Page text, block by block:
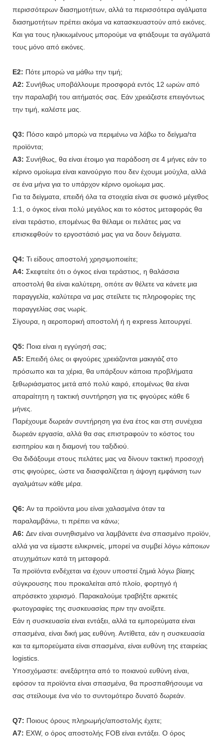
περισσότερων διασημοτήτων, αλλά τα περισσότερα αγάλματα
διασημοτήτων πρέπει ακόμα να κατασκευαστούν από εικόνες.
Και για τους ηλικιωμένους μπορούμε να φτιάξουμε τα αγάλματά
τους μόνο από εικόνες.
Ε2: Πότε μπορώ να μάθω την τιμή;
A2: Συνήθως υποβάλλουμε προσφορά εντός 12 ωρών από
την παραλαβή του αιτήματός σας. Εάν χρειάζεστε επειγόντως
την τιμή, καλέστε μας.
Q3: Πόσο καιρό μπορώ να περιμένω να λάβω το δείγμα/τα
προϊόντα;
A3: Συνήθως, θα είναι έτοιμο για παράδοση σε 4 μήνες εάν το
κέρινο ομοίωμα είναι καινούργιο που δεν έχουμε μούχλα, αλλά
σε ένα μήνα για το υπάρχον κέρινο ομοίωμα μας.
Για τα δείγματα, επειδή όλα τα στοιχεία είναι σε φυσικό μέγεθος
1:1, ο όγκος είναι πολύ μεγάλος και το κόστος μεταφοράς θα
είναι τεράστιο, επομένως θα θέλαμε οι πελάτες μας να
επισκεφθούν το εργοστάσιό μας για να δουν δείγματα.
Q4: Τι είδους αποστολή χρησιμοποιείτε;
A4: Σκεφτείτε ότι ο όγκος είναι τεράστιος, η θαλάσσια
αποστολή θα είναι καλύτερη, οπότε αν θέλετε να κάνετε μια
παραγγελία, καλύτερα να μας στείλετε τις πληροφορίες της
παραγγελίας σας νωρίς.
Σίγουρα, η αεροπορική αποστολή ή η express λειτουργεί.
Q5: Ποια είναι η εγγύησή σας;
A5: Επειδή όλες οι φιγούρες χρειάζονται μακιγιάζ στο
πρόσωπο και τα χέρια, θα υπάρξουν κάποια προβλήματα
ξεθωριάσματος μετά από πολύ καιρό, επομένως θα είναι
απαραίτητη η τακτική συντήρηση για τις φιγούρες κάθε 6
μήνες.
Παρέχουμε δωρεάν συντήρηση για ένα έτος και στη συνέχεια
δωρεάν εργασία, αλλά θα σας επιστραφούν το κόστος του
εισιτηρίου και η διαμονή του ταξιδιού.
Θα διδάξουμε στους πελάτες μας να δίνουν τακτική προσοχή
στις φιγούρες, ώστε να διασφαλίζεται η άψογη εμφάνιση των
αγαλμάτων κάθε μέρα.
Q6: Αν τα προϊόντα μου είναι χαλασμένα όταν τα
παραλαμβάνω, τι πρέπει να κάνω;
A6: Δεν είναι συνηθισμένο να λαμβάνετε ένα σπασμένο προϊόν,
αλλά για να είμαστε ειλικρινείς, μπορεί να συμβεί λόγω κάποιων
ατυχημάτων κατά τη μεταφορά.
Τα προϊόντα ενδέχεται να έχουν υποστεί ζημιά λόγω βίαιης
σύγκρουσης που προκαλείται από πλοίο, φορτηγό ή
απρόσεκτο χειρισμό. Παρακαλούμε τραβήξτε αρκετές
φωτογραφίες της συσκευασίας πριν την ανοίξετε.
Εάν η συσκευασία είναι εντάξει, αλλά τα εμπορεύματα είναι
σπασμένα, είναι δική μας ευθύνη. Αντίθετα, εάν η συσκευασία
και τα εμπορεύματα είναι σπασμένα, είναι ευθύνη της εταιρείας
logistics.
Υποσχόμαστε: ανεξάρτητα από το ποιανού ευθύνη είναι,
εφόσον τα προϊόντα είναι σπασμένα, θα προσπαθήσουμε να
σας στείλουμε ένα νέο το συντομότερο δυνατό δωρεάν.
Q7: Ποιους όρους πληρωμής/αποστολής έχετε;
A7: EXW, ο όρος αποστολής FOB είναι εντάξει. Ο όρος